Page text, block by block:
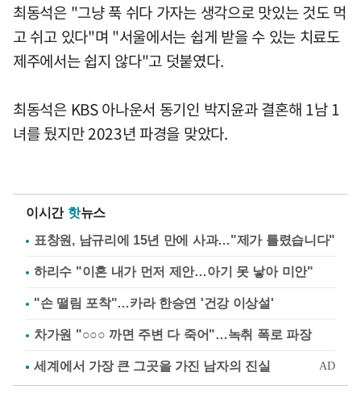
최동석은 "그냥 푹 쉬다 가자는 생각으로 맛있는 것도 먹
고 쉬고 있다"며 "서울에서는 쉽게 받을 수 있는 치료도
제주에서는 쉽지 않다"고 덧붙였다.
최동석은 KBS 아나운서 동기인 박지윤과 결혼해 1남 1
녀를 뒀지만 2023년 파경을 맞았다.
이시간 핫뉴스
표창원, 남규리에 15년 만에 사과…"제가 틀렸습니다"
하리수 "이혼 내가 먼저 제안…아기 못 낳아 미안"
"손 떨림 포착"…카라 한승연 '건강 이상설'
차가원 "○○○ 까면 주변 다 죽어"…녹취 폭로 파장